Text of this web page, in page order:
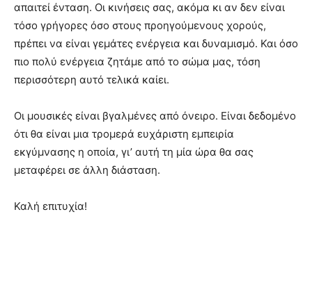
απαιτεί ένταση. Οι κινήσεις σας, ακόμα κι αν δεν είναι
τόσο γρήγορες όσο στους προηγούμενους χορούς,
πρέπει να είναι γεμάτες ενέργεια και δυναμισμό. Και όσο
πιο πολύ ενέργεια ζητάμε από το σώμα μας, τόση
περισσότερη αυτό τελικά καίει.
Οι μουσικές είναι βγαλμένες από όνειρο. Είναι δεδομένο
ότι θα είναι μια τρομερά ευχάριστη εμπειρία
εκγύμνασης η οποία, γι’ αυτή τη μία ώρα θα σας
μεταφέρει σε άλλη διάσταση.
Καλή επιτυχία!